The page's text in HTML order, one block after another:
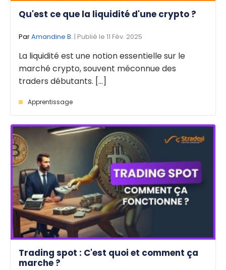
Qu'est ce que la liquidité d'une crypto ?
ParAmandine B. | Publié le 11 Fév. 2025
La liquidité est une notion essentielle sur le
marché crypto, souvent méconnue des
traders débutants. [...]
Apprentissage
Trading spot : C'est quoi et comment ça
marche ?